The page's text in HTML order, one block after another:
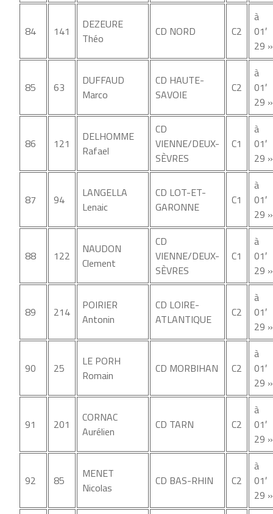
84 141
DEZEURE
Théo
CD NORD C2
à
01′
29 »
85 63
DUFFAUD
Marco
CD HAUTE-
SAVOIE
C2
à
01′
29 »
86 121
DELHOMME
Rafael
CD
VIENNE/DEUX-
SÈVRES
C1
à
01′
29 »
87 94
LANGELLA
Lenaic
CD LOT-ET-
GARONNE
C1
à
01′
29 »
88 122
NAUDON
Clement
CD
VIENNE/DEUX-
SÈVRES
C1
à
01′
29 »
89 214
POIRIER
Antonin
CD LOIRE-
ATLANTIQUE
C2
à
01′
29 »
90 25
LE PORH
Romain
CD MORBIHAN C2
à
01′
29 »
91 201
CORNAC
Aurélien
CD TARN C2
à
01′
29 »
92 85
MENET
Nicolas
CD BAS-RHIN C2
à
01′
29 »